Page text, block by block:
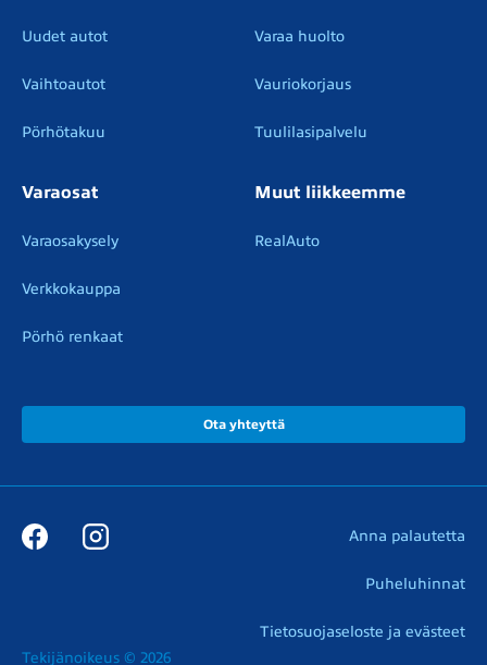
Uudet autot
Vaihtoautot
Pörhötakuu
Varaa huolto
Vauriokorjaus
Tuulilasipalvelu
Varaosat
Varaosakysely
Verkkokauppa
Pörhö renkaat
Muut liikkeemme
RealAuto
Ota yhteyttä
Tekijänoikeus © 2026
Anna palautetta
Puheluhinnat
Tietosuojaseloste ja evästeet